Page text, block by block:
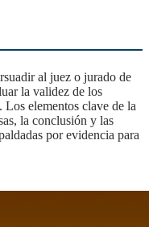
la validez de los
Los elementos clave de la
la conclusión y las
por evidencia para